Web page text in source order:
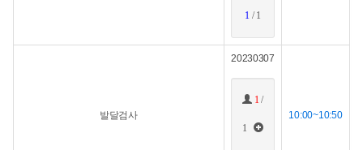
1 / 1
발달검사
20230307
1 /
1
10:00~10:50